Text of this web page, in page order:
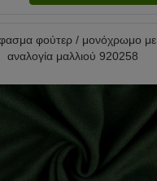
φούτερ / μονόχρωμο με
αναλογία μαλλιού 920258